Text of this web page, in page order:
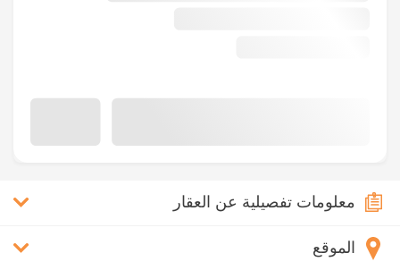
معلومات تفصيلية عن العقار
الموقع